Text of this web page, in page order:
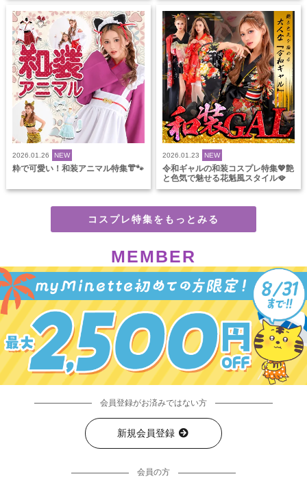
2026.01.26 NEW
粋で可愛い！和装アニマル特集👘🐾
2026.01.23 NEW
令和ギャルの和装コスプレ特集💖艶
と色気で魅せる花魁風スタイル🪭
コスプレ特集をもっとみる
MEMBER
会員登録がお済みではない方
新規会員登録
会員の方